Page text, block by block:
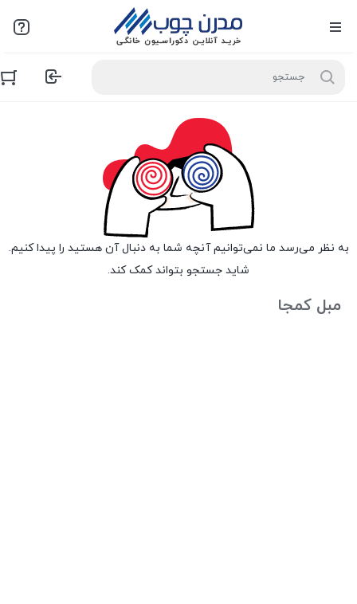
به نظر می‌رسد ما نمی‌توانیم آنچه شما به دنبال آن هستید را پیدا کنیم.
شاید جستجو بتواند کمک کند.
مبل کمجا